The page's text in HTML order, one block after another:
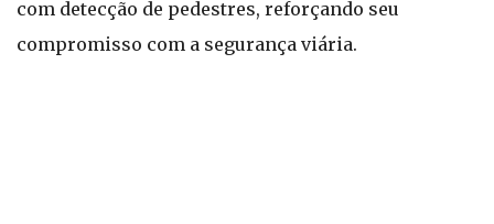
com detecção de pedestres, reforçando seu
compromisso com a segurança viária.